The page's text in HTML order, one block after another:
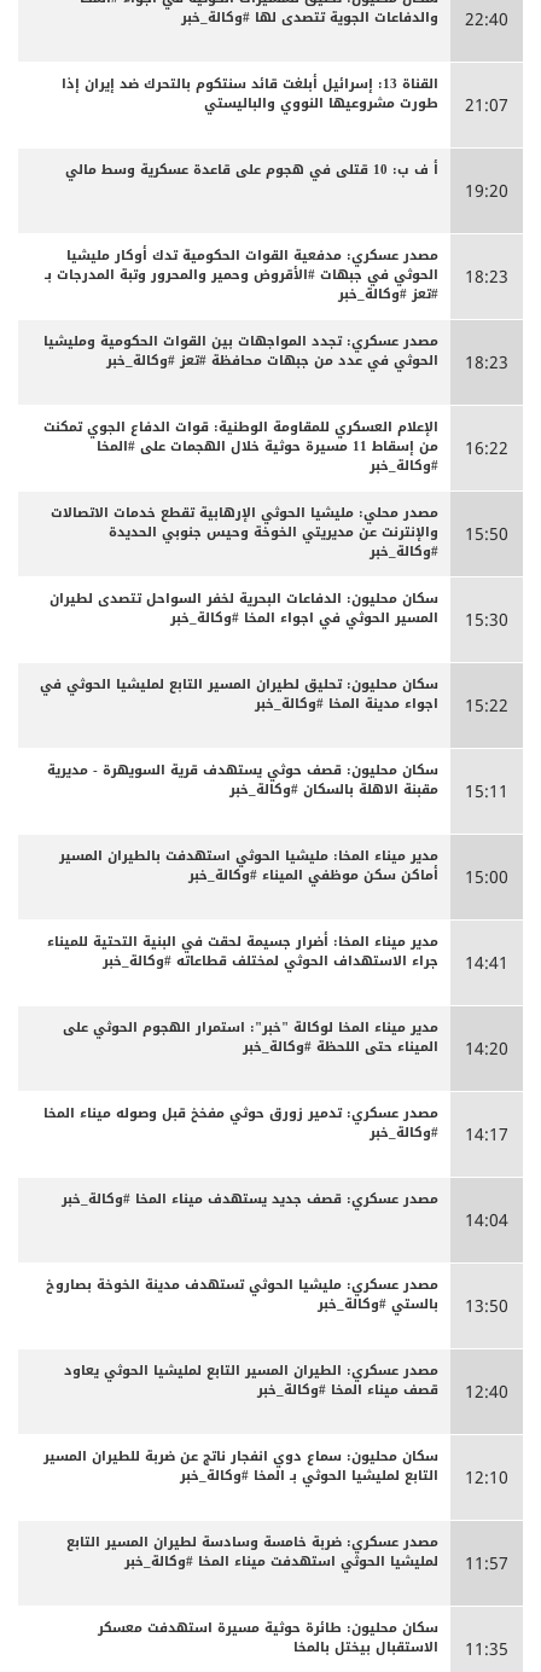
22:40 والدفاعات الجوية تتصدى لها #وكالة_خبر
21:07
القناة 13: إسرائيل أبلغت قائد سنتكوم بالتحرك ضد إيران إذا
طورت مشروعيها النووي والباليستي
19:20
أ ف ب: 10 قتلى في هجوم على قاعدة عسكرية وسط مالي
18:23
مصدر عسكري: مدفعية القوات الحكومية تدك أوكار مليشيا
الحوثي في جبهات #الأقروض وحمير والمحرور وتبة المدرجات بـ
#تعز #وكالة_خبر
18:23
مصدر عسكري: تجدد المواجهات بين القوات الحكومية ومليشيا
الحوثي في عدد من جبهات محافظة #تعز #وكالة_خبر
16:22
الإعلام العسكري للمقاومة الوطنية: قوات الدفاع الجوي تمكنت
من إسقاط 11 مسيرة حوثية خلال الهجمات على #المخا
#وكالة_خبر
15:50
مصدر محلي: مليشيا الحوثي الإرهابية تقطع خدمات الاتصالات
والإنترنت عن مديريتي الخوخة وحيس جنوبي الحديدة
#وكالة_خبر
15:30
سكان محليون: الدفاعات البحرية لخفر السواحل تتصدى لطيران
المسير الحوثي في اجواء المخا #وكالة_خبر
15:22
سكان محليون: تحليق لطيران المسير التابع لمليشيا الحوثي في
اجواء مدينة المخا #وكالة_خبر
15:11
سكان محليون: قصف حوثي يستهدف قرية السويهرة - مديرية
مقبنة الاهلة بالسكان #وكالة_خبر
15:00
مدير ميناء المخا: مليشيا الحوثي استهدفت بالطيران المسير
أماكن سكن موظفي الميناء #وكالة_خبر
14:41
مدير ميناء المخا: أضرار جسيمة لحقت في البنية التحتية للميناء
جراء الاستهداف الحوثي لمختلف قطاعاته #وكالة_خبر
14:20
مدير ميناء المخا لوكالة "خبر": استمرار الهجوم الحوثي على
الميناء حتى اللحظة #وكالة_خبر
14:17
مصدر عسكري: تدمير زورق حوثي مفخخ قبل وصوله ميناء المخا
#وكالة_خبر
14:04
مصدر عسكري: قصف جديد يستهدف ميناء المخا #وكالة_خبر
13:50
مصدر عسكري: مليشيا الحوثي تستهدف مدينة الخوخة بصاروخ
بالستي #وكالة_خبر
12:40
مصدر عسكري: الطيران المسير التابع لمليشيا الحوثي يعاود
قصف ميناء المخا #وكالة_خبر
12:10
سكان محليون: سماع دوي انفجار ناتج عن ضربة للطيران المسير
التابع لمليشيا الحوثي بـ المخا #وكالة_خبر
11:57
مصدر عسكري: ضربة خامسة وسادسة لطيران المسير التابع
لمليشيا الحوثي استهدفت ميناء المخا #وكالة_خبر
11:35
سكان محليون: طائرة حوثية مسيرة استهدفت معسكر
الاستقبال بيختل بالمخا